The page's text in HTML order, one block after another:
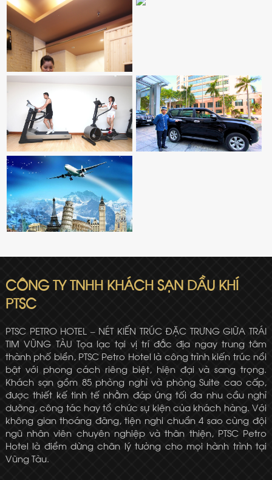
CÔNG TY TNHH KHÁCH SẠN DẦU KHÍ
PTSC
PTSC PETRO HOTEL – NÉT KIẾN TRÚC ĐẶC TRƯNG GIỮA TRÁI
TIM VŨNG TÀU Tọa lạc tại vị trí đắc địa ngay trung tâm
thành phố biển, PTSC Petro Hotel là công trình kiến trúc nổi
bật với phong cách riêng biệt, hiện đại và sang trọng.
Khách sạn gồm 85 phòng nghỉ và phòng Suite cao cấp,
được thiết kế tinh tế nhằm đáp ứng tối đa nhu cầu nghỉ
dưỡng, công tác hay tổ chức sự kiện của khách hàng. Với
không gian thoáng đãng, tiện nghi chuẩn 4 sao cùng đội
ngũ nhân viên chuyên nghiệp và thân thiện, PTSC Petro
Hotel là điểm dừng chân lý tưởng cho mọi hành trình tại
Vũng Tàu.